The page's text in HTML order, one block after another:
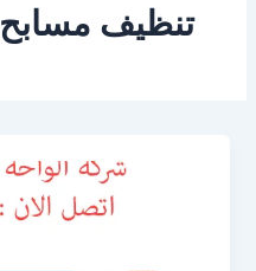
تنظيف مسابح